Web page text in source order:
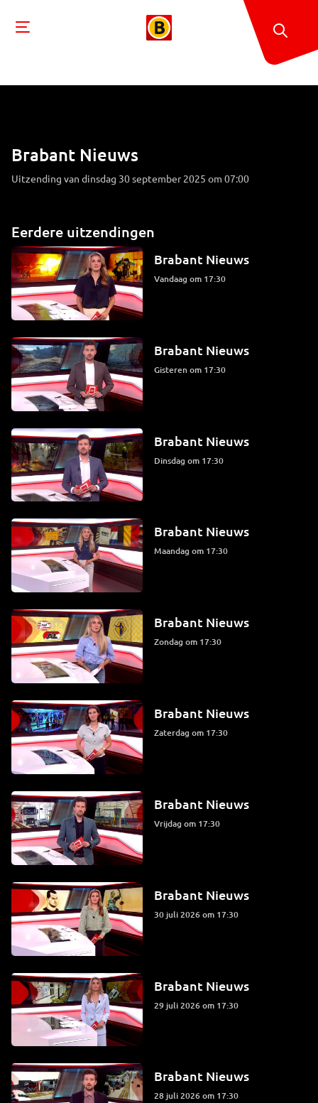
Brabant Nieuws
Uitzending van dinsdag 30 september 2025 om 07:00
Eerdere uitzendingen
Brabant Nieuws
Vandaag om 17:30
Brabant Nieuws
Gisteren om 17:30
Brabant Nieuws
dinsdag om 17:30
Brabant Nieuws
maandag om 17:30
Brabant Nieuws
zondag om 17:30
Brabant Nieuws
zaterdag om 17:30
Brabant Nieuws
vrijdag om 17:30
Brabant Nieuws
30 juli 2026 om 17:30
Brabant Nieuws
29 juli 2026 om 17:30
Brabant Nieuws
28 juli 2026 om 17:30